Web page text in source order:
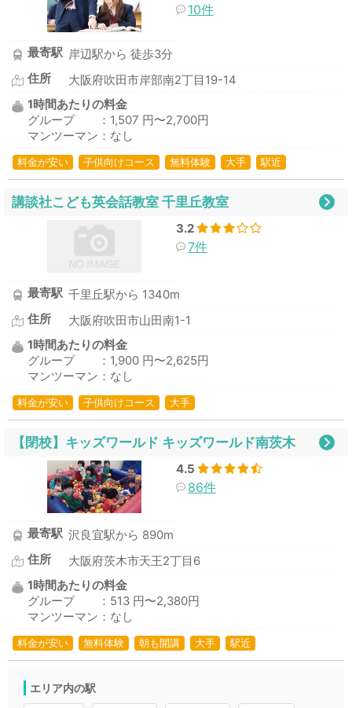
10件
最寄駅 岸辺駅から 徒歩3分
住所
大阪府吹田市岸部南2丁目19-14
1時間あたりの料金
グループ ：1,507 円〜2,700円
マンツーマン：なし
料金が安い 子供向けコース 無料体験 大手 駅近
講談社こども英会話教室 千里丘教室
3.2
7件
最寄駅 千里丘駅から 1340m
住所
大阪府吹田市山田南1-1
1時間あたりの料金
グループ ：1,900 円〜2,625円
マンツーマン：なし
料金が安い 子供向けコース 大手
【閉校】キッズワールド キッズワールド南茨木
4.5
86件
最寄駅 沢良宜駅から 890m
住所
大阪府茨木市天王2丁目6
1時間あたりの料金
グループ ：513 円〜2,380円
マンツーマン：なし
料金が安い 無料体験 朝も開講 大手 駅近
エリア内の駅